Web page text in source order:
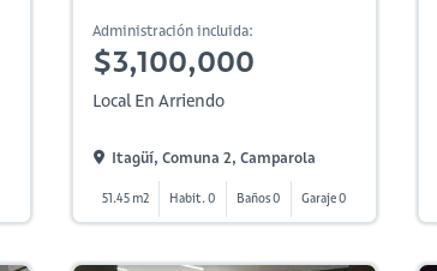
Administración incluida:
$3,100,000
Local En Arriendo
Itagüí, Comuna 2, Camparola
51.45 m2 Habit. 0 Baños 0 Garaje 0